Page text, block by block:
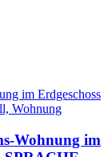
Wohnung im